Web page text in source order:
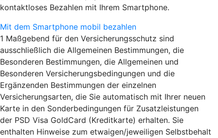
kontaktloses Bezahlen mit Ihrem Smartphone.
Mit dem Smartphone mobil bezahlen
1 Maßgebend für den Versicherungsschutz sind
ausschließlich die Allgemeinen Bestimmungen, die
Besonderen Bestimmungen, die Allgemeinen und
Besonderen Versicherungsbedingungen und die
Ergänzenden Bestimmungen der einzelnen
Versicherungsarten, die Sie automatisch mit Ihrer neuen
Karte in den Sonderbedingungen für Zusatzleistungen
der PSD Visa GoldCard (Kreditkarte) erhalten. Sie
enthalten Hinweise zum etwaigen/jeweiligen Selbstbehalt